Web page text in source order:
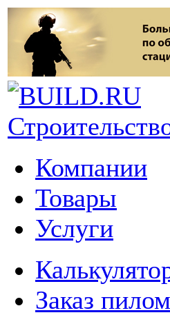
Компании
Товары
Услуги
Заказ